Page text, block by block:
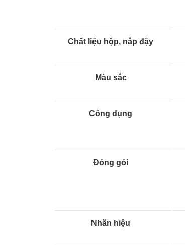
Chất liệu hộp, nắp đậy
Màu sắc
Công dụng
Đóng gói
Nhãn hiệu